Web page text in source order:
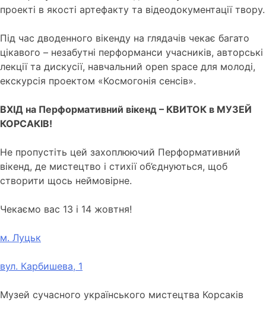
проекті в якості артефакту та відеодокументації твору.
Під час дводенного вікенду на глядачів чекає багато
цікавого – незабутні перформанси учасників, авторські
лекції та дискусії, навчальний open space для молоді,
екскурсія проектом «Космогонія сенсів».
ВХІД на Перформативний вікенд – КВИТОК в МУЗЕЙ
КОРСАКІВ!
Не пропустіть цей захоплюючий Перформативний
вікенд, де мистецтво і стихії об’єднуються, щоб
створити щось неймовірне.
Чекаємо вас 13 і 14 жовтня!
м. Луцьк
вул. Карбишева, 1
Музей сучасного українського мистецтва Корсаків